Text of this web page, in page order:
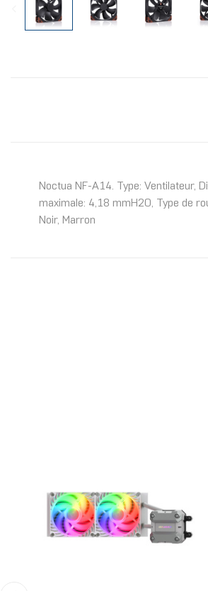
Noctua NF-A14. Type: Ventilateur,
maximale: 4,18 mmH2O, Type de
Noir, Marron